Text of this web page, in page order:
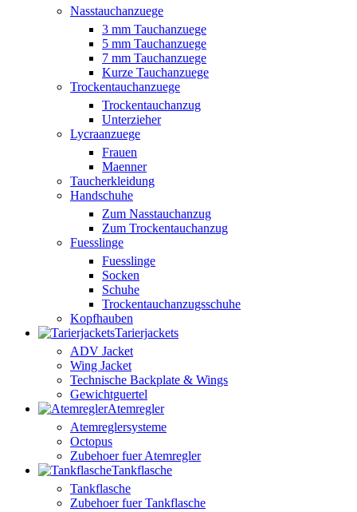
Nasstauchanzuege
3 mm Tauchanzuege
5 mm Tauchanzuege
7 mm Tauchanzuege
Kurze Tauchanzuege
Trockentauchanzuege
Trockentauchanzug
Unterzieher
Lycraanzuege
Frauen
Maenner
Taucherkleidung
Handschuhe
Zum Nasstauchanzug
Zum Trockentauchanzug
Fuesslinge
Fuesslinge
Socken
Schuhe
Trockentauchanzugsschuhe
Kopfhauben
Tarierjackets
ADV Jacket
Wing Jacket
Technische Backplate & Wings
Gewichtguertel
Atemregler
Atemreglersysteme
Octopus
Zubehoer fuer Atemregler
Tankflasche
Tankflasche
Zubehoer fuer Tankflasche